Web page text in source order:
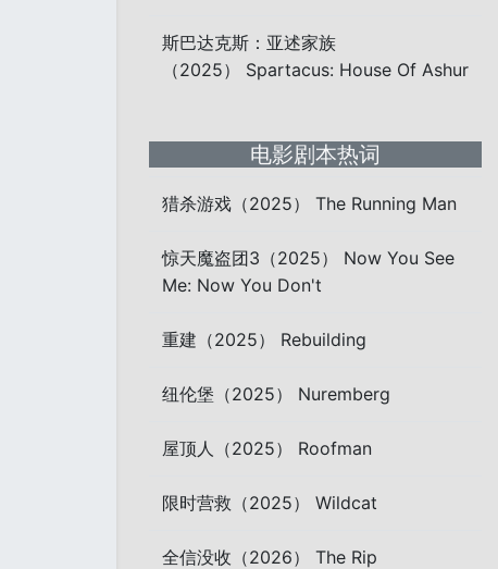
斯巴达克斯：亚述家族
（2025） Spartacus: House Of Ashur
电影剧本热词
猎杀游戏（2025） The Running Man
惊天魔盗团3（2025） Now You See
Me: Now You Don't
重建（2025） Rebuilding
纽伦堡（2025） Nuremberg
屋顶人（2025） Roofman
限时营救（2025） Wildcat
全信没收（2026） The Rip